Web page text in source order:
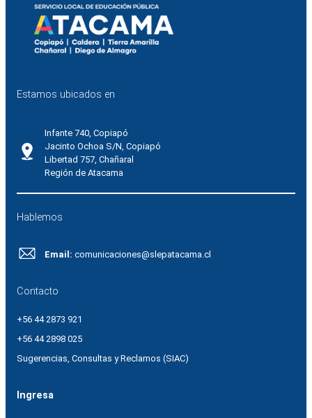
Estamos ubicados en
Infante 740, Copiapó
Jacinto Ochoa S/N, Copiapó
Libertad 757, Chañaral
Región de Atacama
Hablemos
Email: comunicaciones@slepatacama.cl
Contacto
+56 44 2873 921
+56 44 2898 025
Sugerencias, Consultas y Reclamos (SIAC)
Ingresa